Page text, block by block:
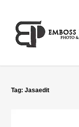
Tag:Jasaedit